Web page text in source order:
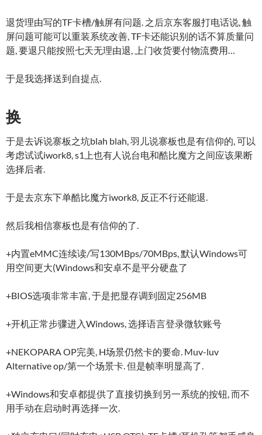
退货理由写的TF卡槽/触屏有问题. 之后京东客服打电话说, 触
屏问题可能可以重装系统改善, TF卡还能识别的话不算质量问
题, 要退只能按照七天无理由退, 上门收货要付物流费用…
于是我选择送到自提点.
换
于是去诉说寨板之坑blah blah, 羽儿说寨板也是有信仰的, 可以
考虑试试iwork8, s1上也有人说台电和酷比魔方之间应该果断
选择后者.
于是去京东下单酷比魔方iwork8, 反正不行还能退.
然后我相信寨板也是有信仰的了.
+内置eMMC连续读/写130MBps/70MBps, 默认Windows可
用空间更大(Windows和安卓不是平分硬盘了
+BIOS选项非常丰富, 于是把显存调到固定256MB
+开机正常步骤进入Windows, 选择语言登录微软账号
+NEKOPARA OP完美, H场景仍然卡的要命. Muv-luv
Alternative op/第一个场景卡. 但是帧率明显高了.
+Windows和安卓都提供了直接切换到另一系统的按钮, 而不
用手动在启动时再选择一次.